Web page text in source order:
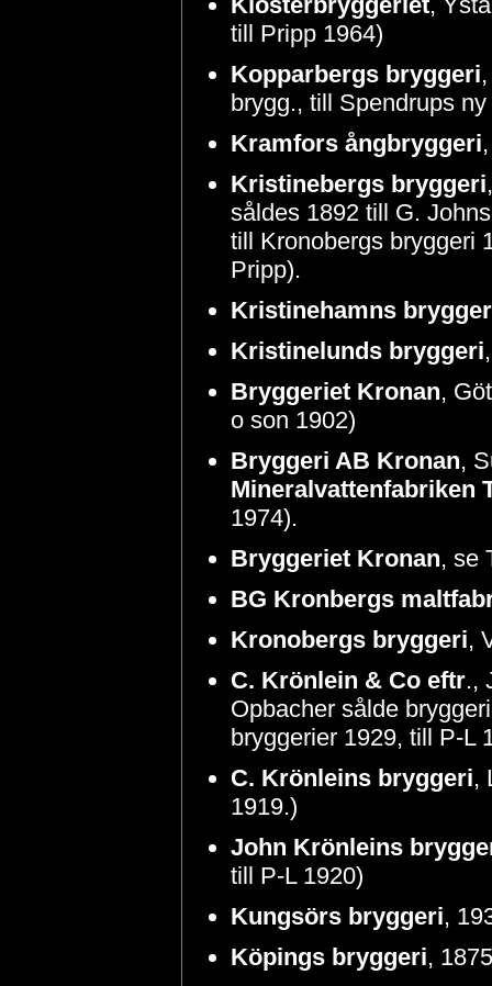
till Pripp 1964)
Kopparbergs bryggeri
brygg., till Spendrups
Kramfors ångbryggeri
Kristinebergs bryggeri
såldes 1892 till G.
till Kronobergs bryggeri
Pripp).
Kristinehamns
Kristinelunds bryggeri
Bryggeriet Kronan,
o son 1902)
Bryggeri AB Kronan,
Mineralvattenfabriken
1974).
Bryggeriet Kronan, se
BG Kronbergs
Kronobergs bryggeri,
C. Krönlein & Co eftr.,
Opbacher sålde
bryggerier 1929, till P-L
C. Krönleins bryggeri,
1919.)
John Krönleins
till P-L 1920)
Kungsörs bryggeri,
Köpings bryggeri,